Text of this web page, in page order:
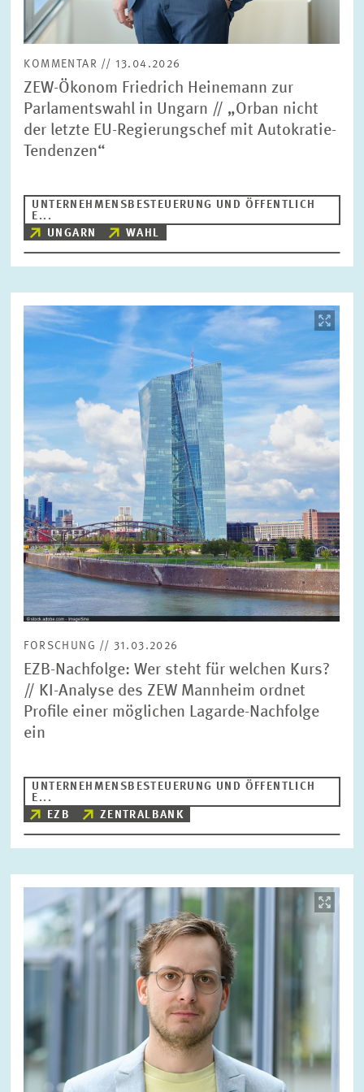
KOMMENTAR // 13.04.2026
ZEW-Ökonom Friedrich Heinemann zur
Parlamentswahl in Ungarn // „Orban nicht
der letzte EU-Regierungschef mit Autokratie-
Tendenzen“
UNTERNEHMENSBESTEUERUNG UND ÖFFENTLICH
E...
UNGARN
WAHL
Bild
öffnet
vergrößerter
Ansicht
FORSCHUNG // 31.03.2026
EZB-Nachfolge: Wer steht für welchen Kurs?
// KI-Analyse des ZEW Mannheim ordnet
Profile einer möglichen Lagarde-Nachfolge
ein
UNTERNEHMENSBESTEUERUNG UND ÖFFENTLICH
E...
EZB
ZENTRALBANK
öffnet
in
vergrößerter
Ansicht